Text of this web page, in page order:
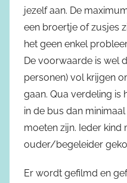
jezelf aan. De
een broertje of zusjes
het geen enkel
De voorwaarde is wel
personen) vol krijgen
gaan. Qua verdeling is
in de bus dan
moeten zijn. Ieder kind
ouder/begeleider
Er wordt gefilmd en